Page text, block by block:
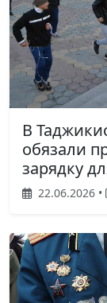
В
обязали
зарядку
22.06.2026 •